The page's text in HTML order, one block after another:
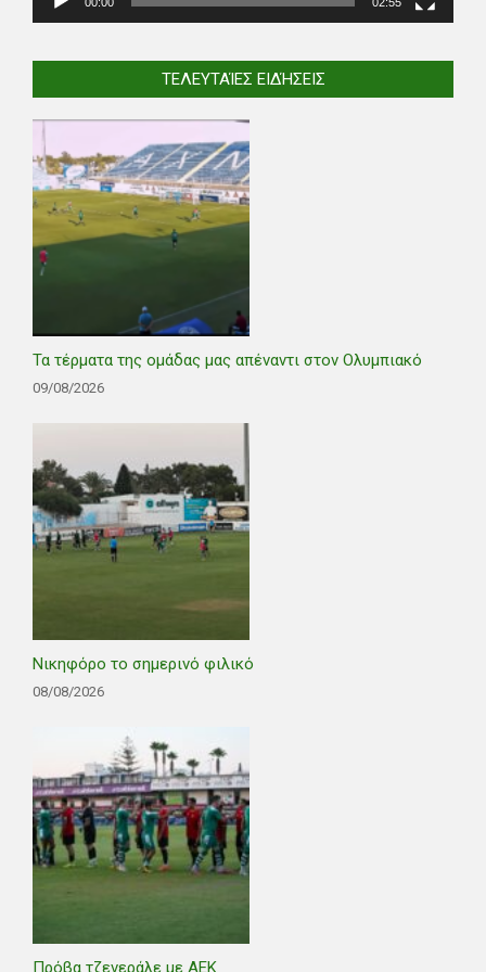
ΤΕΛΕΥΤΑΊΕΣ ΕΙΔΉΣΕΙΣ
Τα τέρματα της ομάδας μας απέναντι στον Ολυμπιακό
09/08/2026
Νικηφόρο το σημερινό φιλικό
08/08/2026
Πρόβα τζενεράλε με ΑΕΚ